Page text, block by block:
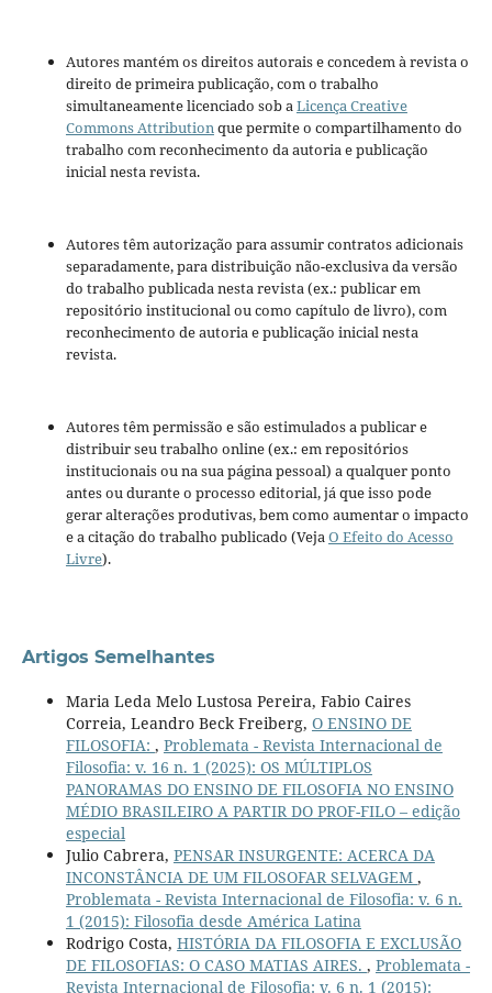
Autores mantém os direitos autorais e concedem à revista o
direito de primeira publicação, com o trabalho
simultaneamente licenciado sob aLicença Creative
Commons Attributionque permite o compartilhamento do
trabalho com reconhecimento da autoria e publicação
inicial nesta revista.
Autores têm autorização para assumir contratos adicionais
separadamente, para distribuição não-exclusiva da versão
do trabalho publicada nesta revista (ex.: publicar em
repositório institucional ou como capítulo de livro), com
reconhecimento de autoria e publicação inicial nesta
revista.
Autores têm permissão e são estimulados a publicar e
distribuir seu trabalho online (ex.: em repositórios
institucionais ou na sua página pessoal) a qualquer ponto
antes ou durante o processo editorial, já que isso pode
gerar alterações produtivas, bem como aumentar o impacto
e a citação do trabalho publicado (VejaO Efeito do Acesso
Livre).
Artigos Semelhantes
Maria Leda Melo Lustosa Pereira, Fabio Caires
Correia, Leandro Beck Freiberg, O ENSINO DE
FILOSOFIA: , Problemata - Revista Internacional de
Filosofia: v. 16 n. 1 (2025): OS MÚLTIPLOS
PANORAMAS DO ENSINO DE FILOSOFIA NO ENSINO
MÉDIO BRASILEIRO A PARTIR DO PROF-FILO – edição
especial
Julio Cabrera, PENSAR INSURGENTE: ACERCA DA
INCONSTÂNCIA DE UM FILOSOFAR SELVAGEM ,
Problemata - Revista Internacional de Filosofia: v. 6 n.
1 (2015): Filosofia desde América Latina
Rodrigo Costa, HISTÓRIA DA FILOSOFIA E EXCLUSÃO
DE FILOSOFIAS: O CASO MATIAS AIRES. , Problemata -
Revista Internacional de Filosofia: v. 6 n. 1 (2015):